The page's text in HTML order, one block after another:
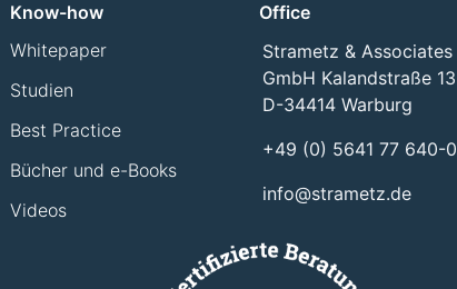
Know-how
Whitepaper
Studien
Best Practice
Bücher und e-Books
Videos
Office
Strametz & Associates
GmbH Kalandstraße 13
D-34414 Warburg
+49 (0) 5641 77 640-0
info@strametz.de